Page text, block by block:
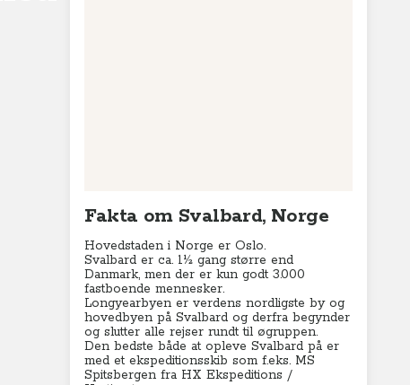
Fakta om Svalbard, Norge
Hovedstaden i Norge er Oslo.
Svalbard er ca. 1½ gang større end
Danmark, men der er kun godt 3.000
fastboende mennesker.
Longyearbyen er verdens nordligste by og
hovedbyen på Svalbard og derfra begynder
og slutter alle rejser rundt til øgruppen.
Den bedste både at opleve Svalbard på er
med et ekspeditionsskib som f.eks. MS
Spitsbergen fra HX Ekspeditions /